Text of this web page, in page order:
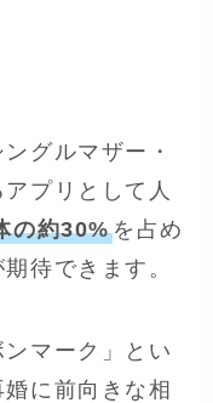
グルマザー・
プリとして人
の約30%を占め
待できます。
マーク」とい
に前向きな相